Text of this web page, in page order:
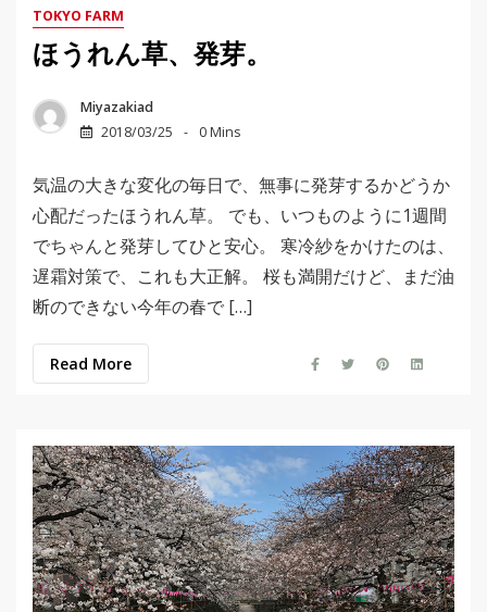
TOKYO FARM
ほうれん草、発芽。
Miyazakiad
2018/03/25
0 Mins
気温の大きな変化の毎日で、無事に発芽するかどうか
心配だったほうれん草。 でも、いつものように1週間
でちゃんと発芽してひと安心。 寒冷紗をかけたのは、
遅霜対策で、これも大正解。 桜も満開だけど、まだ油
断のできない今年の春で […]
Read More